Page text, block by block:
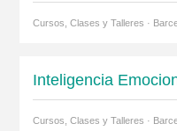
Cursos, Clases y Talleres ·
Inteligencia
Cursos, Clases y Talleres ·